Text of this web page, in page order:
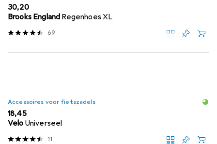
EUR
30,20
Brooks England Regenhoes XL
69
Accessoires voor fietszadels
EUR
18,45
Velo Universeel
11